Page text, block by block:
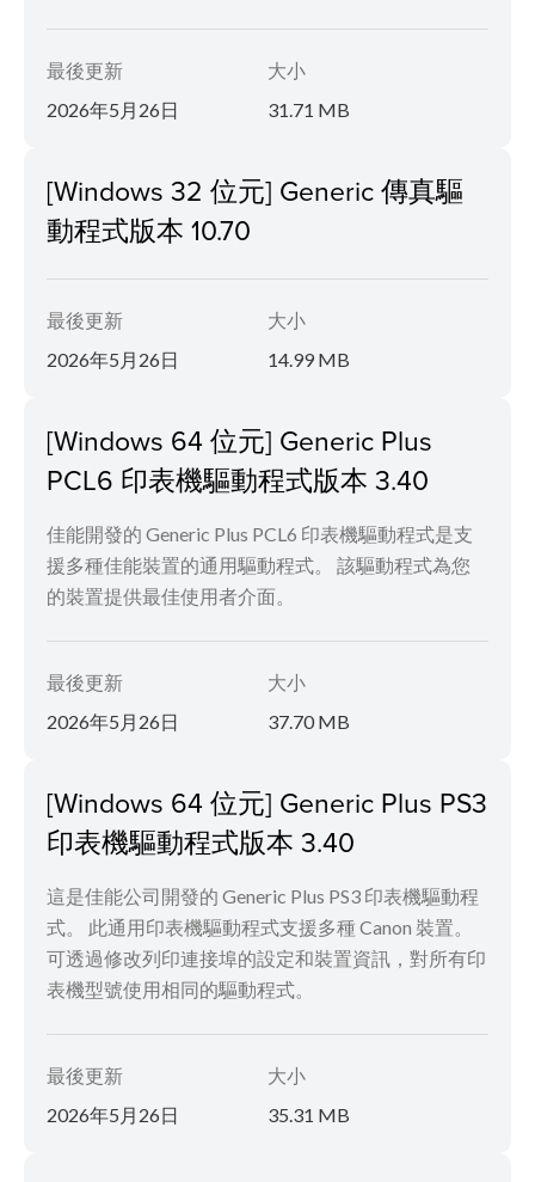
最後更新
2026年5月26日
大小
31.71 MB
[Windows 32 位元] Generic 傳真驅
動程式版本 10.70
最後更新
2026年5月26日
大小
14.99 MB
[Windows 64 位元] Generic Plus
PCL6 印表機驅動程式版本 3.40
佳能開發的 Generic Plus PCL6 印表機驅動程式是支
援多種佳能裝置的通用驅動程式。 該驅動程式為您
的裝置提供最佳使用者介面。
最後更新
2026年5月26日
大小
37.70 MB
[Windows 64 位元] Generic Plus PS3
印表機驅動程式版本 3.40
這是佳能公司開發的 Generic Plus PS3 印表機驅動程
式。 此通用印表機驅動程式支援多種 Canon 裝置。
可透過修改列印連接埠的設定和裝置資訊，對所有印
表機型號使用相同的驅動程式。
最後更新
2026年5月26日
大小
35.31 MB